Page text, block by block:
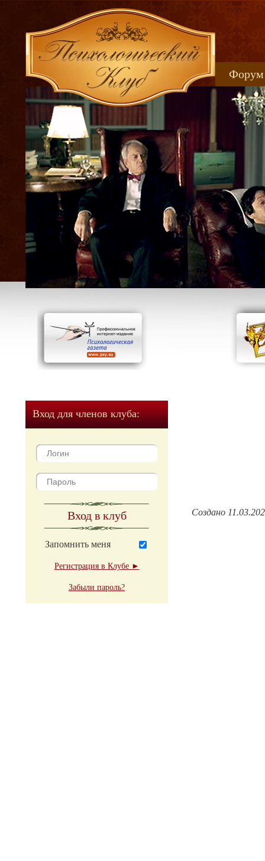
Форум
Вход для членов клуба:
Вход в клуб
Запомнить меня
Регистрация в Клубе ►
Забыли пароль?
Создано